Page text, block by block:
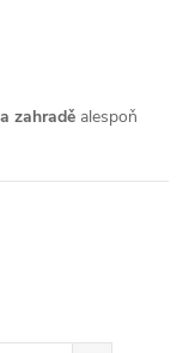
zahradě alespoň